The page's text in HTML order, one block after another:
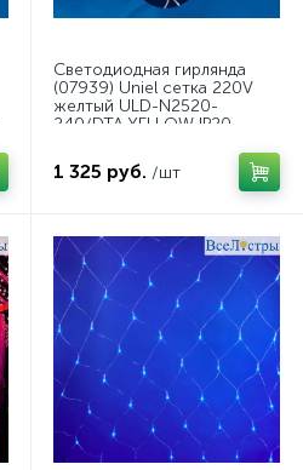
Светодиодная гирлянда
(07939) Uniel сетка 220V
желтый ULD-N2520-
240/DTA YELLOW IP20
1 325 руб. /шт